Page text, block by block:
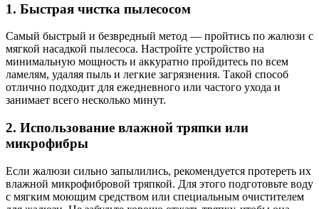
1. Быстрая чистка пылесосом
Самый быстрый и безвредный метод — пройтись по жалюзи с
мягкой насадкой пылесоса. Настройте устройство на
минимальную мощность и аккуратно пройдитесь по всем
ламелям, удаляя пыль и легкие загрязнения. Такой способ
отлично подходит для ежедневного или частого ухода и
занимает всего несколько минут.
2. Использование влажной тряпки или
микрофибры
Если жалюзи сильно запылились, рекомендуется протереть их
влажной микрофибровой тряпкой. Для этого подготовьте воду
с мягким моющим средством или специальным очистителем